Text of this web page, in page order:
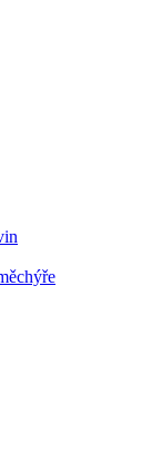
vás. Zvolte
se do naší